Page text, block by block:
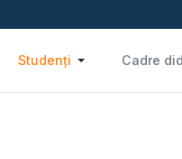
Studenți Cadre